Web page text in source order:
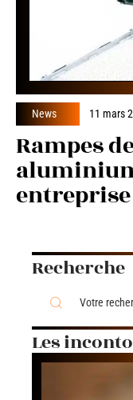
News 11 mars
Rampes
entreprise
Recherche
Les